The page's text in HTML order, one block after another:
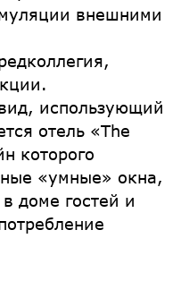
внешними
использующий
отель «The
которого
«умные» окна,
доме гостей и